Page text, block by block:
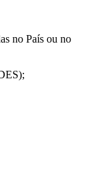
no País ou no